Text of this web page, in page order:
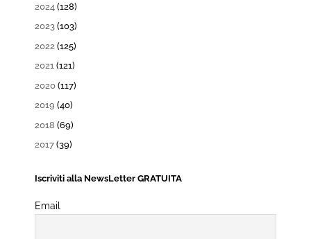
2024 (128)
2023 (103)
2022 (125)
2021 (121)
2020 (117)
2019 (40)
2018 (69)
2017 (39)
Iscriviti alla NewsLetter GRATUITA
Email